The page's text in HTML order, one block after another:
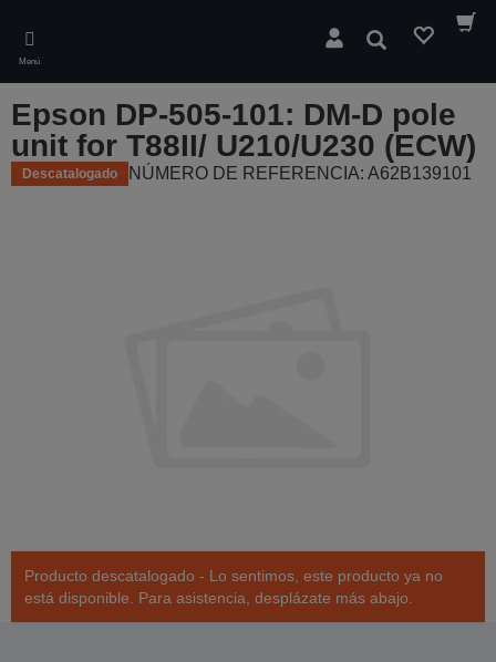
main
content
Menú
Buscar
Epson DP-505-101: DM-D pole
unit for T88II/ U210/U230 (ECW)
Descatalogado NÚMERO DE REFERENCIA: A62B139101
Producto descatalogado - Lo sentimos, este producto ya no
está disponible. Para asistencia, desplázate más abajo.